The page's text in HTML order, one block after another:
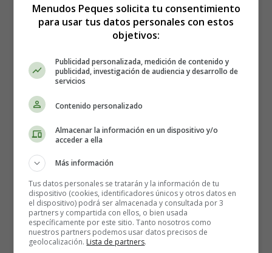
Estreno en España de la
película, Jungle Cruise -
Sinopsis y tráiler
Menudos Peques solicita tu consentimiento
para usar tus datos personales con estos
objetivos:
Publicidad personalizada, medición de contenido y
publicidad, investigación de audiencia y desarrollo de
servicios
Contenido personalizado
Almacenar la información en un dispositivo y/o
acceder a ella
Más información
Tus datos personales se tratarán y la información de tu
dispositivo (cookies, identificadores únicos y otros datos en
el dispositivo) podrá ser almacenada y consultada por 3
partners y compartida con ellos, o bien usada
específicamente por este sitio. Tanto nosotros como
nuestros partners podemos usar datos precisos de
geolocalización. Lista de partners.